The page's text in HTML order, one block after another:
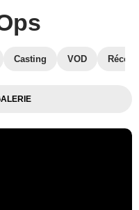
Casting VOD